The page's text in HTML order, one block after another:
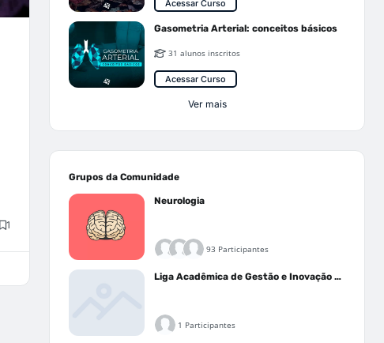
1
Acessar Curso
Gasometria Arterial: conceitos básicos
31 alunos inscritos
Acessar Curso
Ver mais
Grupos da Comunidade
Neurologia
93 Participantes
Liga Acadêmica de Gestão e Inovação Médica - LAGIM
1 Participantes